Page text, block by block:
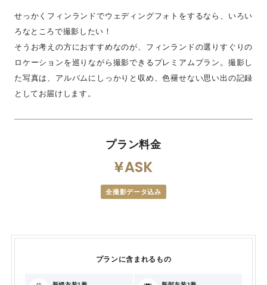
せっかくフィンランドでウェディングフォトをするなら、いろい
ろなところで撮影したい！
そうお考えの方におすすめなのが、フィンランドの選りすぐりの
ロケーションを巡りながら撮影できるプレミアムプラン。撮影し
た写真は、アルバムにしっかりと収め、色褪せない思い出の記録
としてお届けします。
プラン料金
ASK
全撮影データ込み
プランに含まれるもの